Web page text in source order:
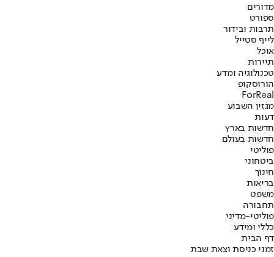
מדורים
ספורט
תרבות ובידור
לייף סטייל
אוכל
תיירות
טכנולוגיה ומדע
הורוסקופ
ForReal
מגזין השבוע
דעות
חדשות בארץ
חדשות בעולם
פוליטי
ביטחוני
חינוך
בריאות
משפט
תחבורה
פוליטי-מדיני
כללי ומידע
דף הבית
זמני כניסת וצאת שבת